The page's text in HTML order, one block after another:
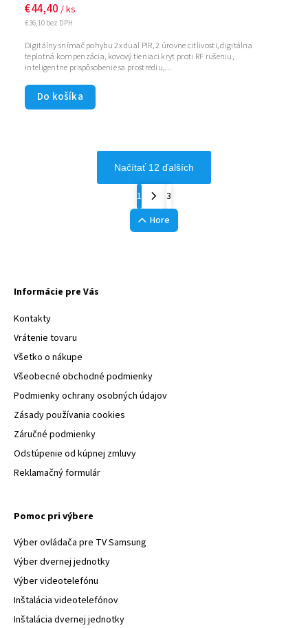
€36,10 bez DPH
€44,40 / ks
Do košíka
Digitálny snímač pohybu 2x dual PIR, 2 úrovne citlivosti, digitálna
teplotná kompenzácia, kovový tieniaci kryt proti RF rušeniu,
inteligentne prispôsobenie sa prostrediu,...
Načítať 12 ďalších
1
3
Hore
Informácie pre Vás
Kontakty
Vrátenie tovaru
Všetko o nákupe
Všeobecné obchodné podmienky
Podmienky ochrany osobných údajov
Zásady používania cookies
Záručné podmienky
Odstúpenie od kúpnej zmluvy
Reklamačný formulár
Pomoc pri výbere
Výber ovládača pre TV Samsung
Výber dvernej jednotky
Výber videotelefónu
Inštalácia videotelefónov
Inštalácia dvernej jednotky